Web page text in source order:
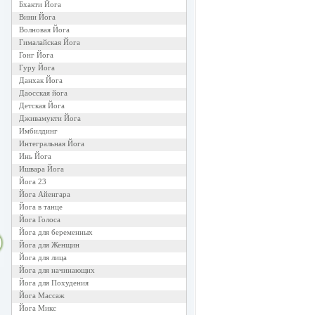
Бхакти Йога
Вини Йога
Волновая Йога
Гималайская Йога
Гонг Йога
Гуру Йога
Данхак Йога
Даосская йога
Детская Йога
Дживамукти Йога
Имбилдинг
Интегральная Йога
Инь Йога
Ишвара Йога
Йога 23
Йога Айенгара
Йога в танце
Йога Голоса
Йога для беременных
Йога для Женщин
Йога для лица
Йога для начинающих
Йога для Похудения
Йога Массаж
Йога Микс